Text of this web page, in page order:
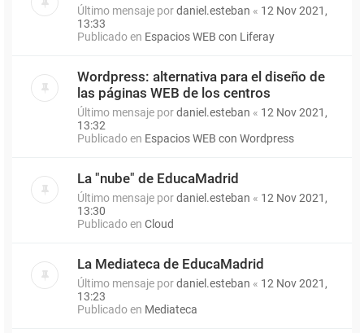
Último mensaje pordaniel.esteban « 12 Nov 2021,
13:33
Publicado en Espacios WEB con Liferay
Wordpress: alternativa para el diseño de
las páginas WEB de los centros
Último mensaje pordaniel.esteban « 12 Nov 2021,
13:32
Publicado en Espacios WEB con Wordpress
La "nube" de EducaMadrid
Último mensaje pordaniel.esteban « 12 Nov 2021,
13:30
Publicado en Cloud
La Mediateca de EducaMadrid
Último mensaje pordaniel.esteban « 12 Nov 2021,
13:23
Publicado en Mediateca